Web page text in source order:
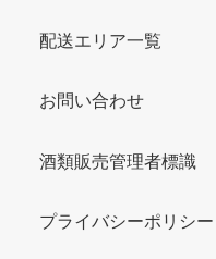
配送エリア一覧
お問い合わせ
酒類販売管理者標識
プライバシーポリシー